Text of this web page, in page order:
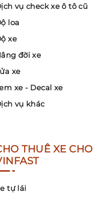
vụ check xe ô tô cũ
loa
xe
đời xe
xe
xe - Decal xe
vụ khác
THUÊ XE CHO
tự lái